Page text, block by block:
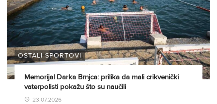
OSTALI SPORTOVI
Memorijal Darka Brnjca: prilika da mali crikvenički
vaterpolisti pokažu što su naučili
23.07.2026